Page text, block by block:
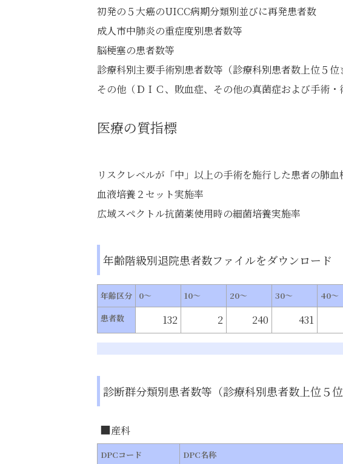
初発の５大癌のUICC病期分類別並びに再発患者数
成人市中肺炎の重症度別患者数等
脳梗塞の患者数等
診療科別主要手術別患者数等（診療科別患者数上位５位
その他（ＤＩＣ、敗血症、その他の真菌症および手術・
医療の質指標
リスクレベルが「中」以上の手術を施行した患者の肺
血液培養２セット実施率
広域スペクトル抗菌薬使用時の細菌培養実施率
年齢階級別退院患者数ファイルをダウンロード
年齢区分 0～ 10～ 20～ 30～ 40～
患者数
132 2 240 431
診断群分類別患者数等（診療科別患者数上位５位
産科
DPCコード DPC名称